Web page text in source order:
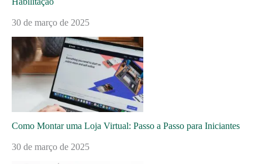
30 de março de 2025
Como Montar uma Loja Virtual: Passo a Passo para Iniciantes
30 de março de 2025